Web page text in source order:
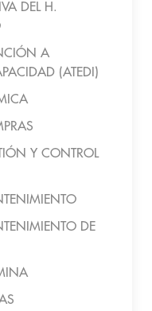
DEL H.
A
(ATEDI)
Y CONTROL
DE